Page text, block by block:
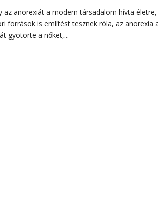
az anorexiát a modern társadalom hívta
források is említést tesznek róla, az anorexia
gyötörte a nőket,...